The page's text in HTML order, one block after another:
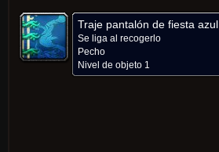
Traje pantalón de fiesta azul
Se liga al recogerlo
Pecho
Nivel de objeto 1